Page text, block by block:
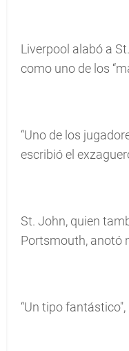
Liverpool alabó a
como uno de los
“Uno de los
escribió el
St. John, quien
Portsmouth, anotó
“Un tipo